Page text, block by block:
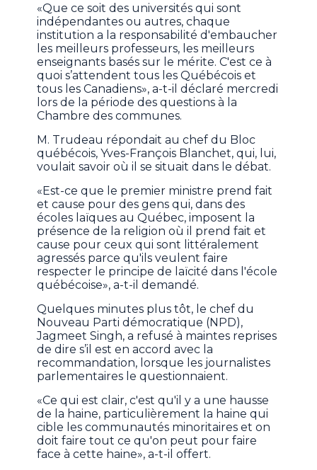
«Que ce soit des universités qui sont
indépendantes ou autres, chaque
institution a la responsabilité d'embaucher
les meilleurs professeurs, les meilleurs
enseignants basés sur le mérite. C'est ce à
quoi s’attendent tous les Québécois et
tous les Canadiens», a-t-il déclaré mercredi
lors de la période des questions à la
Chambre des communes.
M. Trudeau répondait au chef du Bloc
québécois, Yves-François Blanchet, qui, lui,
voulait savoir où il se situait dans le débat.
«Est-ce que le premier ministre prend fait
et cause pour des gens qui, dans des
écoles laïques au Québec, imposent la
présence de la religion où il prend fait et
cause pour ceux qui sont littéralement
agressés parce qu'ils veulent faire
respecter le principe de laïcité dans l'école
québécoise», a-t-il demandé.
Quelques minutes plus tôt, le chef du
Nouveau Parti démocratique (NPD),
Jagmeet Singh, a refusé à maintes reprises
de dire s’il est en accord avec la
recommandation, lorsque les journalistes
parlementaires le questionnaient.
«Ce qui est clair, c'est qu'il y a une hausse
de la haine, particulièrement la haine qui
cible les communautés minoritaires et on
doit faire tout ce qu'on peut pour faire
face à cette haine», a-t-il offert.